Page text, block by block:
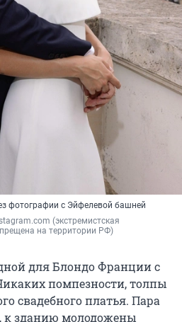
фотографии с Эйфелевой башней
(экстремистская
на территории РФ)
для Блондо Франции с
помпезности, толпы
свадебного платья. Пара
к зданию молодожены